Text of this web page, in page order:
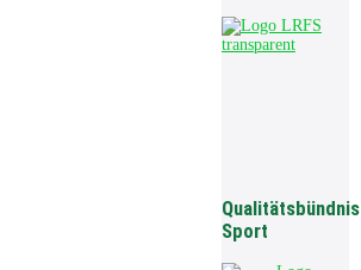
Qualitätsbündnis
Sport